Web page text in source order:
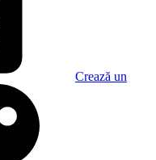
Crează un